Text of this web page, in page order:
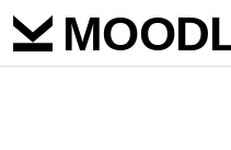
Salta al contenido principal